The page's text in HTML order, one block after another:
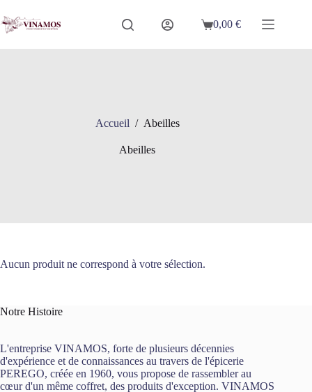
au
contenu
Panier
0,00€
Accueil / Abeilles
Abeilles
Aucun produit ne correspond à votre sélection.
Notre Histoire
L'entreprise VINAMOS, forte de plusieurs décennies
d'expérience et de connaissances au travers de l'épicerie
PEREGO, créée en 1960, vous propose de rassembler au
cœur d'un même coffret, des produits d'exception. VINAMOS